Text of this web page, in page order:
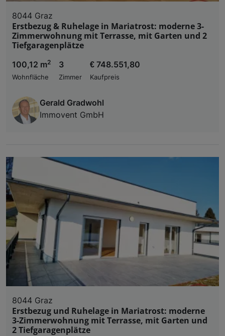
8044 Graz
Erstbezug & Ruhelage in Mariatrost: moderne 3-
Zimmerwohnung mit Terrasse, mit Garten und 2
Tiefgaragenplätze
100,12 m2
Wohnfläche
3
Zimmer
€ 748.551,80
Kaufpreis
Gerald Gradwohl
Immovent GmbH
8044 Graz
Erstbezug und Ruhelage in Mariatrost: moderne
3-Zimmerwohnung mit Terrasse, mit Garten und
2 Tiefgaragenplätze